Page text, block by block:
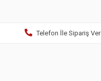
Telefon İle Sipariş Ver